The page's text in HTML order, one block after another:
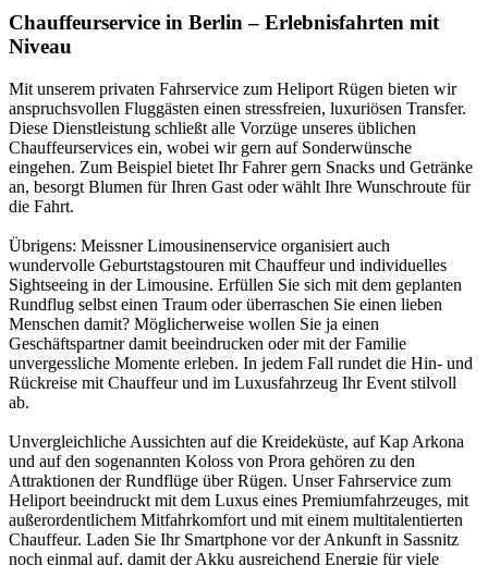
Chauffeurservice in Berlin – Erlebnisfahrten mit
Niveau
Mit unserem privaten Fahrservice zum Heliport Rügen bieten wir
anspruchsvollen Fluggästen einen stressfreien, luxuriösen Transfer.
Diese Dienstleistung schließt alle Vorzüge unseres üblichen
Chauffeurservices ein, wobei wir gern auf Sonderwünsche
eingehen. Zum Beispiel bietet Ihr Fahrer gern Snacks und Getränke
an, besorgt Blumen für Ihren Gast oder wählt Ihre Wunschroute für
die Fahrt.
Übrigens: Meissner Limousinenservice organisiert auch
wundervolle Geburtstagstouren mit Chauffeur und individuelles
Sightseeing in der Limousine. Erfüllen Sie sich mit dem geplanten
Rundflug selbst einen Traum oder überraschen Sie einen lieben
Menschen damit? Möglicherweise wollen Sie ja einen
Geschäftspartner damit beeindrucken oder mit der Familie
unvergessliche Momente erleben. In jedem Fall rundet die Hin- und
Rückreise mit Chauffeur und im Luxusfahrzeug Ihr Event stilvoll
ab.
Unvergleichliche Aussichten auf die Kreideküste, auf Kap Arkona
und auf den sogenannten Koloss von Prora gehören zu den
Attraktionen der Rundflüge über Rügen. Unser Fahrservice zum
Heliport beeindruckt mit dem Luxus eines Premiumfahrzeuges, mit
außerordentlichem Mitfahrkomfort und mit einem multitalentierten
Chauffeur. Laden Sie Ihr Smartphone vor der Ankunft in Sassnitz
noch einmal auf, damit der Akku ausreichend Energie für viele